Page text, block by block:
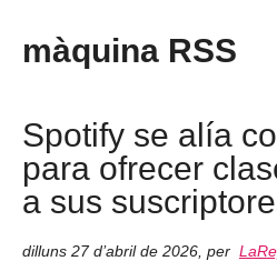
màquina RSS
Spotify se alía
para ofrecer
a sus
dilluns 27 d’abril de 2026 per